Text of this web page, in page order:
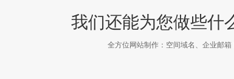
我们还能为您做些什
全方位网站制作：空间域名、企业邮箱